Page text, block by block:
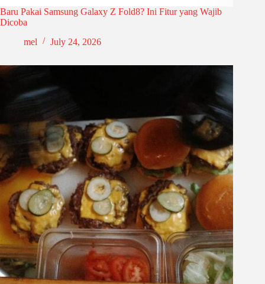
Baru Pakai Samsung Galaxy Z Fold8? Ini Fitur yang Wajib
Dicoba
mel
July 24, 2026